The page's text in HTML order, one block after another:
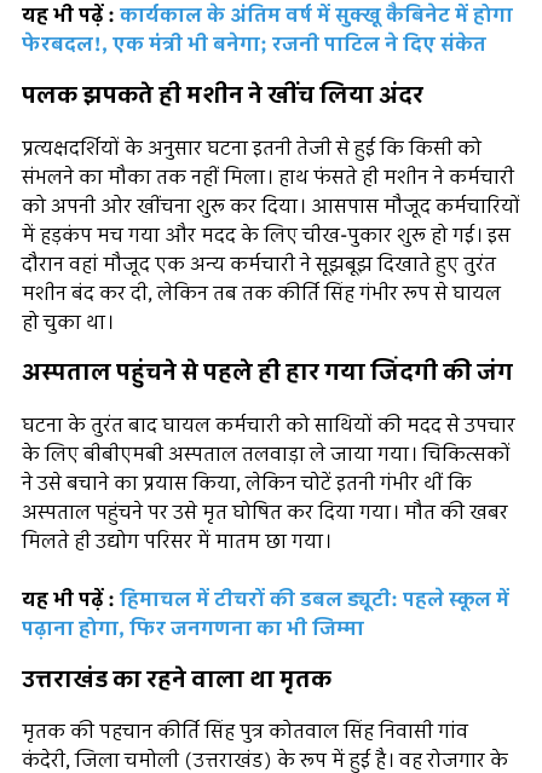
यह भी पढ़ें : कार्यकाल के अंतिम वर्ष में सुक्खू कैबिनेट में होगा
फेरबदल!, एक मंत्री भी बनेगा; रजनी पाटिल ने दिए संकेत
पलक झपकते ही मशीन ने खींच लिया अंदर
प्रत्यक्षदर्शियों के अनुसार घटना इतनी तेजी से हुई कि किसी को
संभलने का मौका तक नहीं मिला। हाथ फंसते ही मशीन ने कर्मचारी
को अपनी ओर खींचना शुरू कर दिया। आसपास मौजूद कर्मचारियों
में हड़कंप मच गया और मदद के लिए चीख-पुकार शुरू हो गई। इस
दौरान वहां मौजूद एक अन्य कर्मचारी ने सूझबूझ दिखाते हुए तुरंत
मशीन बंद कर दी, लेकिन तब तक कीर्ति सिंह गंभीर रूप से घायल
हो चुका था।
अस्पताल पहुंचने से पहले ही हार गया जिंदगी की जंग
घटना के तुरंत बाद घायल कर्मचारी को साथियों की मदद से उपचार
के लिए बीबीएमबी अस्पताल तलवाड़ा ले जाया गया। चिकित्सकों
ने उसे बचाने का प्रयास किया, लेकिन चोटें इतनी गंभीर थीं कि
अस्पताल पहुंचने पर उसे मृत घोषित कर दिया गया। मौत की खबर
मिलते ही उद्योग परिसर में मातम छा गया।
यह भी पढ़ें : हिमाचल में टीचरों की डबल ड्यूटी: पहले स्कूल में
पढ़ाना होगा, फिर जनगणना का भी जिम्मा
उत्तराखंड का रहने वाला था मृतक
मृतक की पहचान कीर्ति सिंह पुत्र कोतवाल सिंह निवासी गांव
कंदेरी, जिला चमोली (उत्तराखंड) के रूप में हुई है। वह रोजगार के